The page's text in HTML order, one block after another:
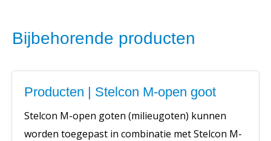
Bijbehorende producten
Producten | Stelcon M-open goot
Stelcon M-open goten (milieugoten) kunnen
worden toegepast in combinatie met Stelcon M-